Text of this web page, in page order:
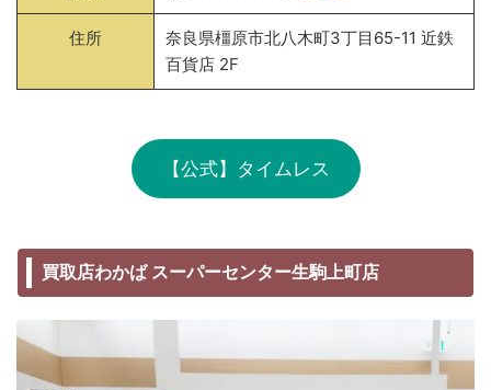
住所
奈良県橿原市北八木町3丁目65-11 近鉄
百貨店 2F
【公式】タイムレス
買取店わかば スーパーセンター生駒上町店